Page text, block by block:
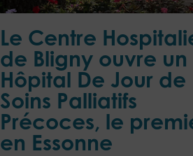
Le Centre
de Bligny ouvre un
Hôpital De Jour de
Soins Palliatifs
Précoces, le
en Essonne